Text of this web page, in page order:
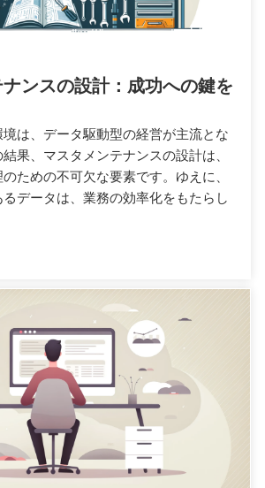
ンスの設計：成功への鍵を
は、データ駆動型の経営が主流とな
果、マスタメンテナンスの設計は、
ための不可欠な要素です。ゆえに、
データは、業務の効率化をもたらし